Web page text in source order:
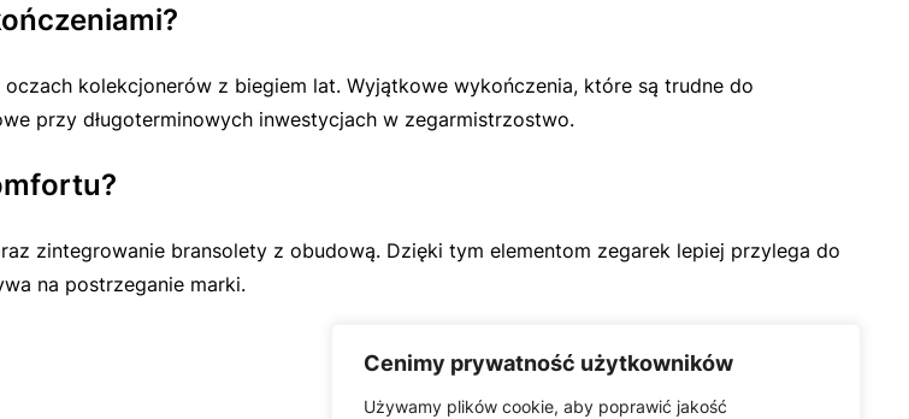
Cenimy prywatność użytkowników
Używamy plików cookie, aby poprawić jakość
kolekcjonerów z biegiem lat. Wyjątkowe wykończenia, które są trudne do
przy długoterminowych inwestycjach w zegarmistrzostwo.
zintegrowanie bransolety z obudową. Dzięki tym elementom zegarek lepiej przylega do
na postrzeganie marki.